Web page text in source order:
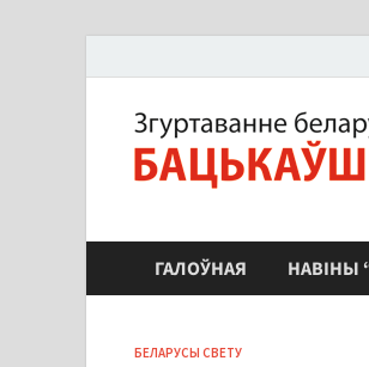
ЗБС
ГАЛОЎНАЯ НАВІНЫ
БЕЛАРУСЫ СВЕТУ